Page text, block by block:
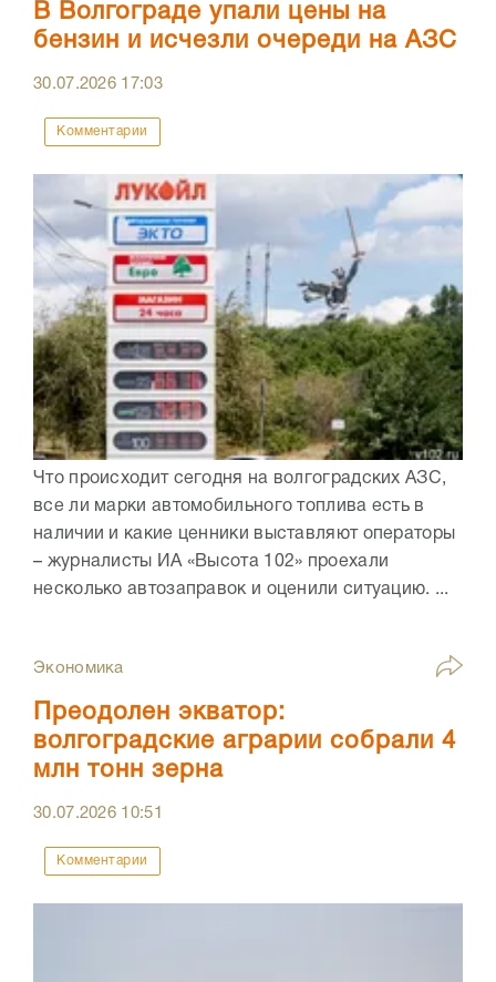
В Волгограде упали цены на
бензин и исчезли очереди на АЗС
30.07.2026 17:03
Комментарии
Что происходит сегодня на волгоградских АЗС,
все ли марки автомобильного топлива есть в
наличии и какие ценники выставляют операторы
– журналисты ИА «Высота 102» проехали
несколько автозаправок и оценили ситуацию. ...
Экономика
Преодолен экватор:
волгоградские аграрии собрали 4
млн тонн зерна
30.07.2026 10:51
Комментарии